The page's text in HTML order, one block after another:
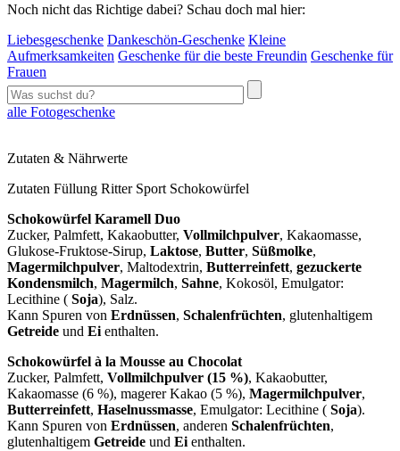
Noch nicht das Richtige dabei? Schau doch mal hier:
Liebesgeschenke Dankeschön-Geschenke Kleine
Aufmerksamkeiten Geschenke für die beste Freundin Geschenke für
Frauen
alle Fotogeschenke
Zutaten & Nährwerte
Zutaten Füllung Ritter Sport Schokowürfel
Schokowürfel Karamell Duo
Zucker, Palmfett, Kakaobutter, Vollmilchpulver, Kakaomasse,
Glukose-Fruktose-Sirup, Laktose, Butter, Süßmolke,
Magermilchpulver, Maltodextrin, Butterreinfett, gezuckerte
Kondensmilch, Magermilch, Sahne, Kokosöl, Emulgator:
Lecithine ( Soja), Salz.
Kann Spuren von Erdnüssen, Schalenfrüchten, glutenhaltigem
Getreide und Ei enthalten.
Schokowürfel à la Mousse au Chocolat
Zucker, Palmfett, Vollmilchpulver (15 %), Kakaobutter,
Kakaomasse (6 %), magerer Kakao (5 %), Magermilchpulver,
Butterreinfett, Haselnussmasse, Emulgator: Lecithine ( Soja).
Kann Spuren von Erdnüssen, anderen Schalenfrüchten,
glutenhaltigem Getreide und Ei enthalten.